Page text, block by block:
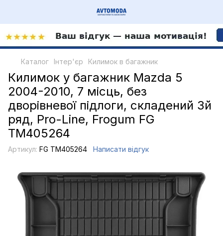
Каталог Інтер'єр Килимок в багажник
Килимок у багажник Mazda 5
2004-2010, 7 місць, без
дворівневої підлоги, складений 3й
ряд, Pro-Line, Frogum FG
TM405264
Артикул: FG TM405264 Написати відгук